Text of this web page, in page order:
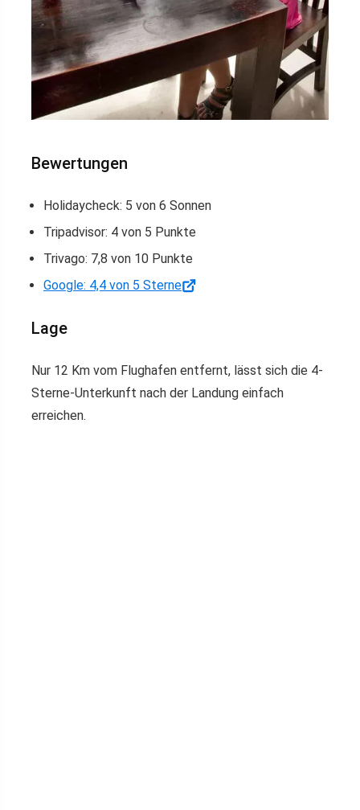
Bewertungen
Holidaycheck: 5 von 6 Sonnen
Tripadvisor: 4 von 5 Punkte
Trivago: 7,8 von 10 Punkte
Google: 4,4 von 5 Sterne
Lage
Nur 12 Km vom Flughafen entfernt, lässt sich die 4-
Sterne-Unterkunft nach der Landung einfach
erreichen.